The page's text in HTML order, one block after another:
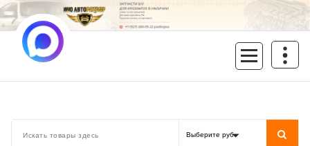
Перейти
к
содержимому